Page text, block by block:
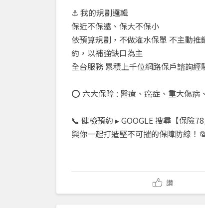
⚓ 我的規劃邏輯
保近不保遠、保大不保小
依預算規劃，不做灌水保單 不主動
約，以補強缺口為主
全台服務 累積上千位網路保戶諮詢經
⭕ 六大保障 : 醫療、癌症、重大傷病
📞 健檢預約 ▸ GOOGLE 搜尋【保險
與你一起打造堅不可摧的保障防線！
讚